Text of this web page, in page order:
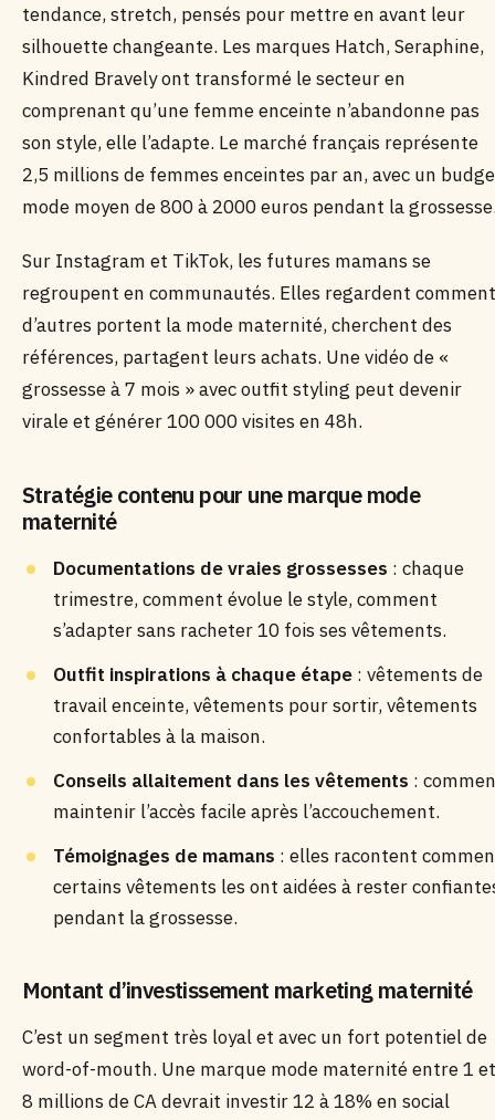
tendance, stretch, pensés pour mettre en avant leur
silhouette changeante. Les marques Hatch, Seraphine,
Kindred Bravely ont transformé le secteur en
comprenant qu’une femme enceinte n’abandonne pas
son style, elle l’adapte. Le marché français représente
2,5 millions de femmes enceintes par an, avec un
mode moyen de 800 à 2000 euros pendant la
Sur Instagram et TikTok, les futures mamans se
regroupent en communautés. Elles regardent comment
d’autres portent la mode maternité, cherchent des
références, partagent leurs achats. Une vidéo de «
grossesse à 7 mois » avec outfit styling peut devenir
virale et générer 100 000 visites en 48h.
Stratégie contenu pour une marque mode
maternité
Documentations de vraies grossesses : chaque
trimestre, comment évolue le style, comment
s’adapter sans racheter 10 fois ses vêtements.
Outfit inspirations à chaque étape : vêtements de
travail enceinte, vêtements pour sortir, vêtements
confortables à la maison.
Conseils allaitement dans les vêtements :
maintenir l’accès facile après l’accouchement.
Témoignages de mamans : elles racontent
certains vêtements les ont aidées à rester
pendant la grossesse.
Montant d’investissement marketing maternité
C’est un segment très loyal et avec un fort potentiel de
word-of-mouth. Une marque mode maternité entre 1 et
8 millions de CA devrait investir 12 à 18% en social